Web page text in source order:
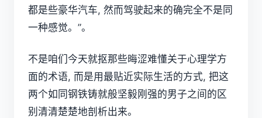
都是些豪华汽车, 然而驾驶起来的确完全不是同
一种感觉。”。
不是咱们今天就抠那些晦涩难懂关于心理学方
面的术语, 而是用最贴近实际生活的方式, 把这
两个如同钢铁铸就般坚毅刚强的男子之间的区
别清清楚楚地剖析出来。